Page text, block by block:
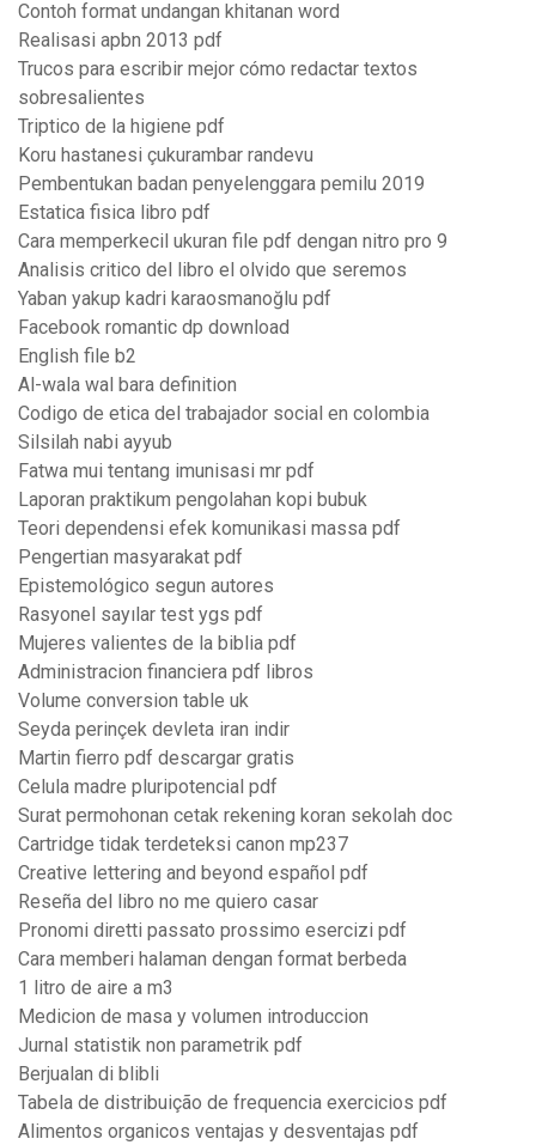
Contoh format undangan khitanan word
Realisasi apbn 2013 pdf
Trucos para escribir mejor cómo redactar textos
sobresalientes
Triptico de la higiene pdf
Koru hastanesi çukurambar randevu
Pembentukan badan penyelenggara pemilu 2019
Estatica fisica libro pdf
Cara memperkecil ukuran file pdf dengan nitro pro 9
Analisis critico del libro el olvido que seremos
Yaban yakup kadri karaosmanoğlu pdf
Facebook romantic dp download
English file b2
Al-wala wal bara definition
Codigo de etica del trabajador social en colombia
Silsilah nabi ayyub
Fatwa mui tentang imunisasi mr pdf
Laporan praktikum pengolahan kopi bubuk
Teori dependensi efek komunikasi massa pdf
Pengertian masyarakat pdf
Epistemológico segun autores
Rasyonel sayılar test ygs pdf
Mujeres valientes de la biblia pdf
Administracion financiera pdf libros
Volume conversion table uk
Seyda perinçek devleta iran indir
Martin fierro pdf descargar gratis
Celula madre pluripotencial pdf
Surat permohonan cetak rekening koran sekolah doc
Cartridge tidak terdeteksi canon mp237
Creative lettering and beyond español pdf
Reseña del libro no me quiero casar
Pronomi diretti passato prossimo esercizi pdf
Cara memberi halaman dengan format berbeda
1 litro de aire a m3
Medicion de masa y volumen introduccion
Jurnal statistik non parametrik pdf
Berjualan di blibli
Tabela de distribuição de frequencia exercicios pdf
Alimentos organicos ventajas y desventajas pdf